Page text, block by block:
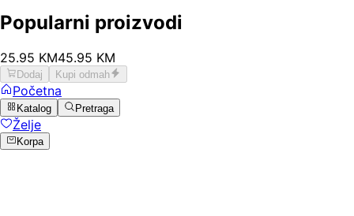
Popularni proizvodi
25.95 KM45.95 KM
Dodaj Kupi odmah
Početna
Katalog Pretraga
Želje
Korpa